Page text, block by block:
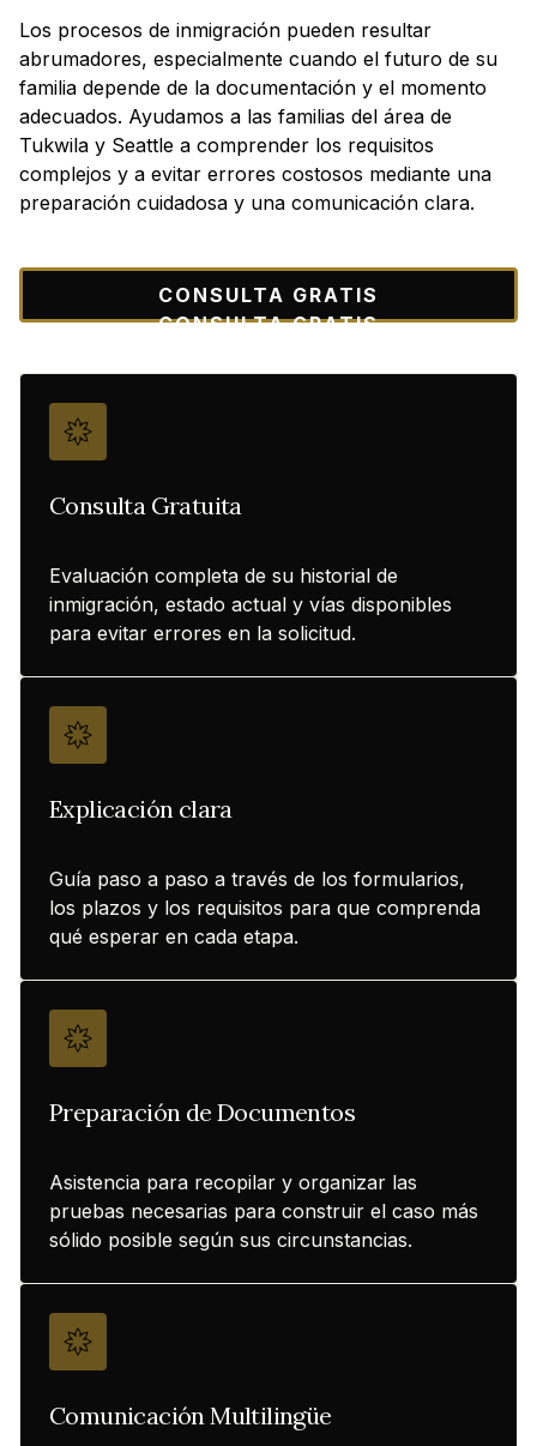
Los procesos de inmigración pueden resultar
abrumadores, especialmente cuando el futuro de su
familia depende de la documentación y el momento
adecuados. Ayudamos a las familias del área de
Tukwila y Seattle a comprender los requisitos
complejos y a evitar errores costosos mediante una
preparación cuidadosa y una comunicación clara.
CONSULTA GRATIS
CONSULTA GRATIS
Consulta Gratuita
Evaluación completa de su historial de
inmigración, estado actual y vías disponibles
para evitar errores en la solicitud.
Explicación clara
Guía paso a paso a través de los formularios,
los plazos y los requisitos para que comprenda
qué esperar en cada etapa.
Preparación de Documentos
Asistencia para recopilar y organizar las
pruebas necesarias para construir el caso más
sólido posible según sus circunstancias.
Comunicación Multilingüe